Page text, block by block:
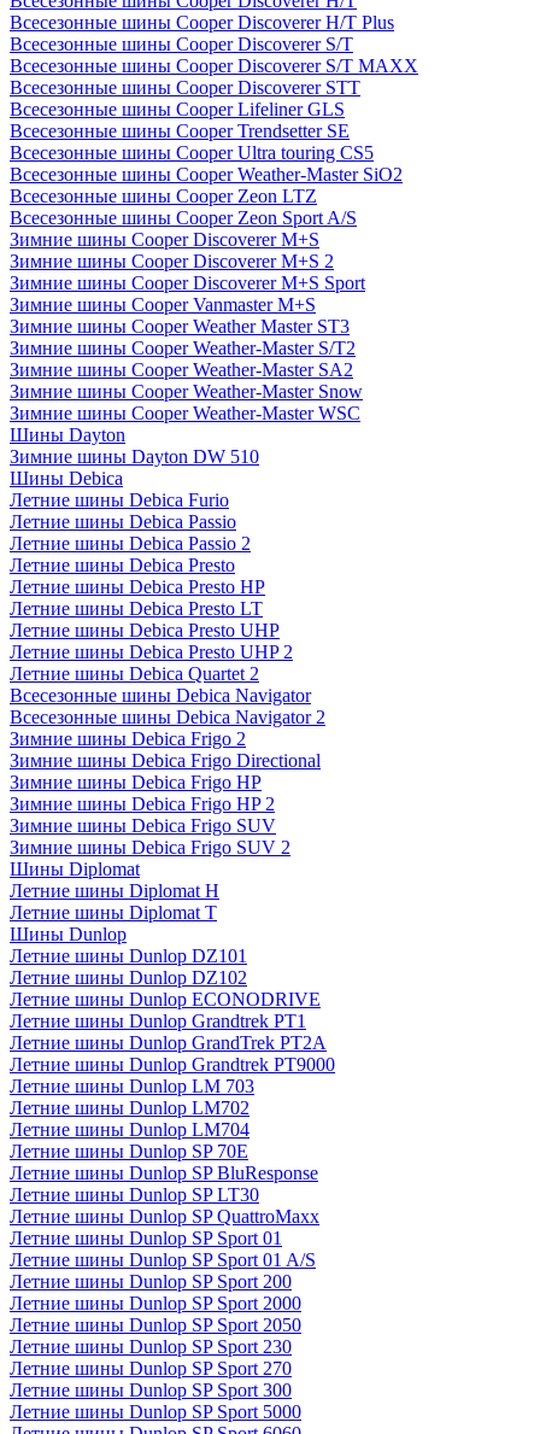
Всесезонные шины Cooper Discoverer H/T Plus
Всесезонные шины Cooper Discoverer S/T
Всесезонные шины Cooper Discoverer S/T MAXX
Всесезонные шины Cooper Discoverer STT
Всесезонные шины Cooper Lifeliner GLS
Всесезонные шины Cooper Trendsetter SE
Всесезонные шины Cooper Ultra touring CS5
Всесезонные шины Cooper Weather-Master SiO2
Всесезонные шины Cooper Zeon LTZ
Всесезонные шины Cooper Zeon Sport A/S
Зимние шины Cooper Discoverer M+S
Зимние шины Cooper Discoverer M+S 2
Зимние шины Cooper Discoverer M+S Sport
Зимние шины Cooper Vanmaster M+S
Зимние шины Cooper Weather Master ST3
Зимние шины Cooper Weather-Master S/T2
Зимние шины Cooper Weather-Master SA2
Зимние шины Cooper Weather-Master Snow
Зимние шины Cooper Weather-Master WSC
Шины Dayton
Зимние шины Dayton DW 510
Шины Debica
Летние шины Debica Furio
Летние шины Debica Passio
Летние шины Debica Passio 2
Летние шины Debica Presto
Летние шины Debica Presto HP
Летние шины Debica Presto LT
Летние шины Debica Presto UHP
Летние шины Debica Presto UHP 2
Летние шины Debica Quartet 2
Всесезонные шины Debica Navigator
Всесезонные шины Debica Navigator 2
Зимние шины Debica Frigo 2
Зимние шины Debica Frigo Directional
Зимние шины Debica Frigo HP
Зимние шины Debica Frigo HP 2
Зимние шины Debica Frigo SUV
Зимние шины Debica Frigo SUV 2
Шины Diplomat
Летние шины Diplomat H
Летние шины Diplomat T
Шины Dunlop
Летние шины Dunlop DZ101
Летние шины Dunlop DZ102
Летние шины Dunlop ECONODRIVE
Летние шины Dunlop Grandtrek PT1
Летние шины Dunlop GrandTrek PT2A
Летние шины Dunlop Grandtrek PT9000
Летние шины Dunlop LM 703
Летние шины Dunlop LM702
Летние шины Dunlop LM704
Летние шины Dunlop SP 70E
Летние шины Dunlop SP BluResponse
Летние шины Dunlop SP LT30
Летние шины Dunlop SP QuattroMaxx
Летние шины Dunlop SP Sport 01
Летние шины Dunlop SP Sport 01 A/S
Летние шины Dunlop SP Sport 200
Летние шины Dunlop SP Sport 2000
Летние шины Dunlop SP Sport 2050
Летние шины Dunlop SP Sport 230
Летние шины Dunlop SP Sport 270
Летние шины Dunlop SP Sport 300
Летние шины Dunlop SP Sport 5000